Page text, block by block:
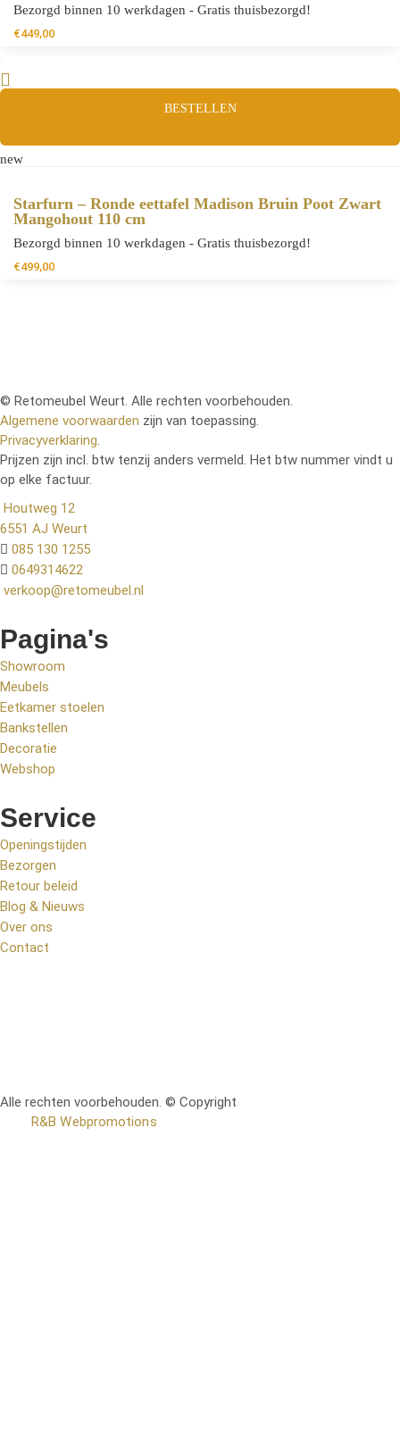
Bezorgd binnen 10 werkdagen - Gratis thuisbezorgd!
€449,00
BESTELLEN
new
Starfurn – Ronde eettafel Madison Bruin Poot Zwart
Mangohout 110 cm
Bezorgd binnen 10 werkdagen - Gratis thuisbezorgd!
€499,00
© Retomeubel Weurt. Alle rechten voorbehouden.
Algemene voorwaarden zijn van toepassing.
Privacyverklaring.
Prijzen zijn incl. btw tenzij anders vermeld. Het btw nummer vindt u
op elke factuur.
Houtweg 12
6551 AJ Weurt
085 130 1255
0649314622
verkoop@retomeubel.nl
Pagina's
Showroom
Meubels
Eetkamer stoelen
Bankstellen
Decoratie
Webshop
Service
Openingstijden
Bezorgen
Retour beleid
Blog & Nieuws
Over ons
Contact
Alle rechten voorbehouden. © Copyright
R&B Webpromotions